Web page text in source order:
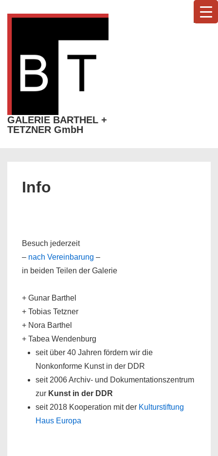
Zum
GALERIE BARTHEL +
TETZNER GmbH
Info
Besuch jederzeit
– nach Vereinbarung –
in beiden Teilen der Galerie
+ Gunar Barthel
+ Tobias Tetzner
+ Nora Barthel
+ Tabea Wendenburg
seit über 40 Jahren fördern wir die
Nonkonforme Kunst in der DDR
seit 2006 Archiv- und Dokumentationszentrum
zur Kunst in der DDR
seit 2018 Kooperation mit der Kulturstiftung
Haus Europa